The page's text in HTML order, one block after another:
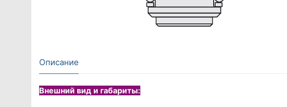
Описание
Внешний вид и габариты: